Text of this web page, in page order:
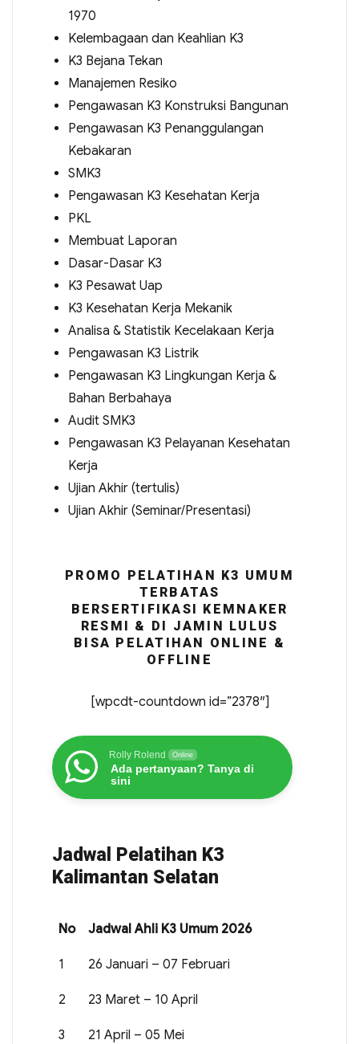
1970
Kelembagaan dan Keahlian K3
K3 Bejana Tekan
Manajemen Resiko
Pengawasan K3 Konstruksi Bangunan
Pengawasan K3 Penanggulangan
Kebakaran
SMK3
Pengawasan K3 Kesehatan Kerja
PKL
Membuat Laporan
Dasar-Dasar K3
K3 Pesawat Uap
K3 Kesehatan Kerja Mekanik
Analisa & Statistik Kecelakaan Kerja
Pengawasan K3 Listrik
Pengawasan K3 Lingkungan Kerja &
Bahan Berbahaya
Audit SMK3
Pengawasan K3 Pelayanan Kesehatan
Kerja
Ujian Akhir (tertulis)
Ujian Akhir (Seminar/Presentasi)
PROMO PELATIHAN K3 UMUM
TERBATAS
BERSERTIFIKASI KEMNAKER
RESMI & DI JAMIN LULUS
BISA PELATIHAN ONLINE &
OFFLINE
[wpcdt-countdown id=”2378″]
Rolly Rolend Online
Ada pertanyaan? Tanya di
sini
Jadwal Pelatihan K3
Kalimantan Selatan
No Jadwal Ahli K3 Umum 2026
1 26 Januari – 07 Februari
2 23 Maret – 10 April
3 21 April – 05 Mei